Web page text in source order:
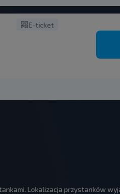
E-ticket
Lokalizacja przystanków